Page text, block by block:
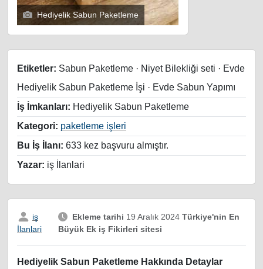
Hediyelik Sabun Paketleme
Etiketler: Sabun Paketleme · Niyet Bilekliği seti · Evde
Hediyelik Sabun Paketleme İşi · Evde Sabun Yapımı
İş İmkanları: Hediyelik Sabun Paketleme
Kategori: paketleme işleri
Bu İş İlanı: 633 kez başvuru almıştır.
Yazar: iş İlanlari
iş
İlanlari
Ekleme tarihi 19 Aralık 2024Türkiye'nin En
Büyük Ek iş Fikirleri sitesi
Hediyelik Sabun Paketleme Hakkında Detaylar